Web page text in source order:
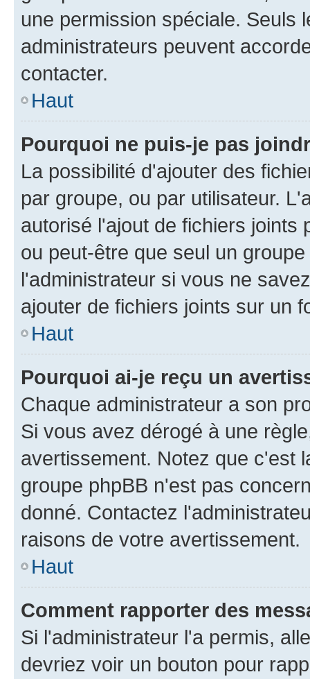
une permission spéciale. Seuls
administrateurs peuvent
contacter.
Haut
Pourquoi ne puis-je pas
La possibilité d'ajouter des
par groupe, ou par utilisateur.
autorisé l'ajout de fichiers joints
ou peut-être que seul un
l'administrateur si vous ne
ajouter de fichiers joints sur un
Haut
Pourquoi ai-je reçu un
Chaque administrateur a son
Si vous avez dérogé à une
avertissement. Notez que c'est
groupe phpBB n'est pas
donné. Contactez
raisons de votre avertissement.
Haut
Comment rapporter des
Si l'administrateur l'a permis,
devriez voir un bouton pour